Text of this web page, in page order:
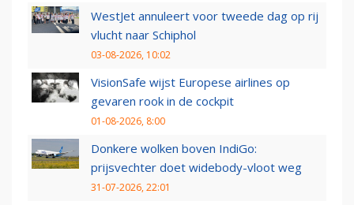
WestJet annuleert voor tweede dag op rij
vlucht naar Schiphol
03-08-2026, 10:02
VisionSafe wijst Europese airlines op
gevaren rook in de cockpit
01-08-2026, 8:00
Donkere wolken boven IndiGo:
prijsvechter doet widebody-vloot weg
31-07-2026, 22:01